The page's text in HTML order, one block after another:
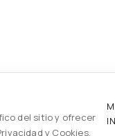
del sitio y ofrecer
y Cookies.